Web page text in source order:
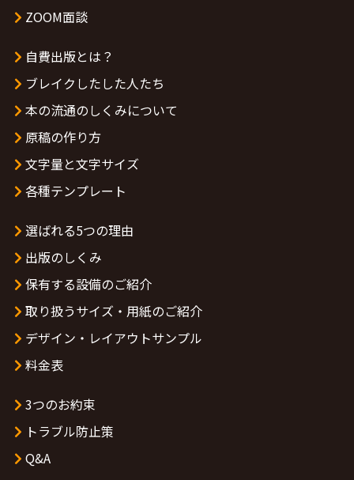
ZOOM面談
自費出版とは？
ブレイクしたした人たち
本の流通のしくみについて
原稿の作り方
文字量と文字サイズ
各種テンプレート
選ばれる5つの理由
出版のしくみ
保有する設備のご紹介
取り扱うサイズ・用紙のご紹介
デザイン・レイアウトサンプル
料金表
3つのお約束
トラブル防止策
Q&A